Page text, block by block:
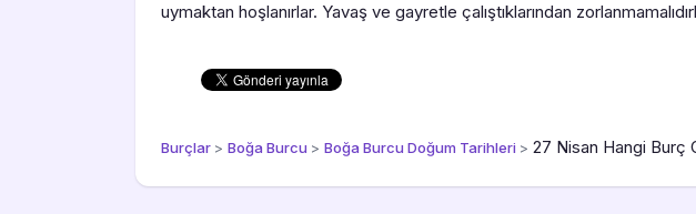
uymaktan hoşlanırlar. Yavaş ve gayretle çalıştıklarından
Burçlar > Boğa Burcu > Boğa Burcu Doğum Tarihleri > 27 Nisan Hangi Burç